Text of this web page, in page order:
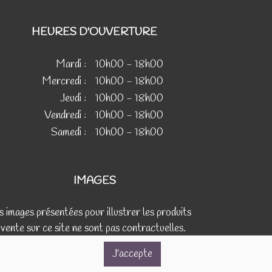
J'accepte
HEURES D'OUVERTURE
Mardi :
10h00 - 18h00
Mercredi :
10h00 - 18h00
Jeudi :
10h00 - 18h00
Vendredi :
10h00 - 18h00
Samedi :
10h00 - 18h00
IMAGES
images présentées pour illustrer les produits
sur ce site ne sont pas contractuelles.